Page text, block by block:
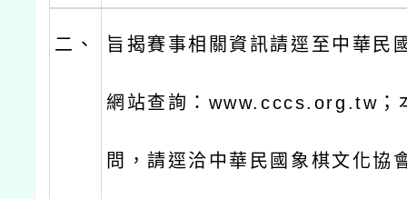
二、 旨揭賽事相關資訊請逕至中華民
網站查詢：www.cccs.org.tw；
問，請逕洽中華民國象棋文化協